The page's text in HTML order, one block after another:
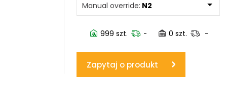
Manual override: N2
999 szt. - 0 szt. -
Zapytaj o produkt